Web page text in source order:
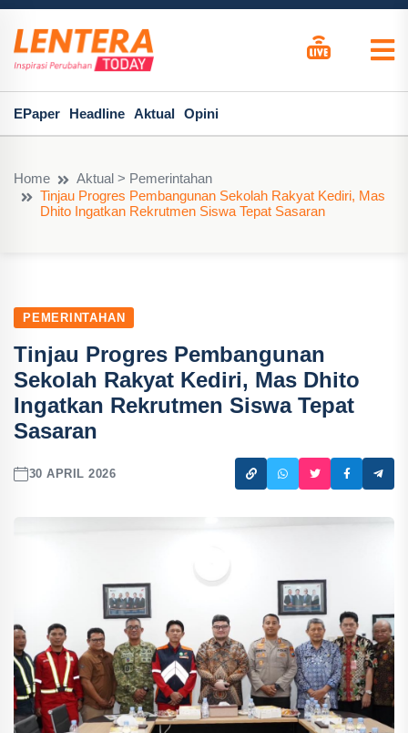
EPaper Headline Aktual Opini
Home
Aktual > Pemerintahan
Tinjau Progres Pembangunan Sekolah Rakyat Kediri, Mas
Dhito Ingatkan Rekrutmen Siswa Tepat Sasaran
PEMERINTAHAN
Tinjau Progres Pembangunan
Sekolah Rakyat Kediri, Mas Dhito
Ingatkan Rekrutmen Siswa Tepat
Sasaran
30 APRIL 2026